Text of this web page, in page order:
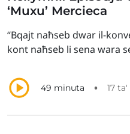
‘Muxu’ Mercieca
“Bqajt naħseb dwar il-
kont naħseb li sena wara
49 minuta • 17